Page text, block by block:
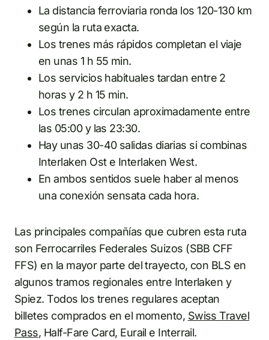
La distancia ferroviaria ronda los 120-130 km
según la ruta exacta.
Los trenes más rápidos completan el viaje
en unas 1 h 55 min.
Los servicios habituales tardan entre 2
horas y 2 h 15 min.
Los trenes circulan aproximadamente entre
las 05:00 y las 23:30.
Hay unas 30-40 salidas diarias si combinas
Interlaken Ost e Interlaken West.
En ambos sentidos suele haber al menos
una conexión sensata cada hora.
Las principales compañías que cubren esta ruta
son Ferrocarriles Federales Suizos (SBB CFF
FFS) en la mayor parte del trayecto, con BLS en
algunos tramos regionales entre Interlaken y
Spiez. Todos los trenes regulares aceptan
billetes comprados en el momento, Swiss Travel
Pass, Half-Fare Card, Eurail e Interrail.